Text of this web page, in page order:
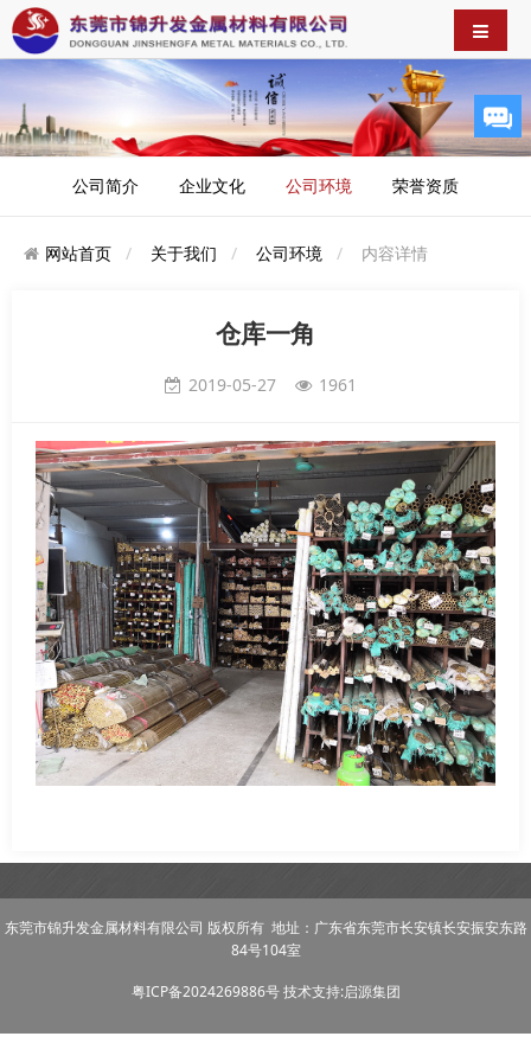
公司简介 企业文化 公司环境 荣誉资质
网站首页 关于我们 公司环境 内容详情
仓库一角
2019-05-27 1961
东莞市锦升发金属材料有限公司 版权所有 地址：广东省东莞市长安镇长安振安东路
84号104室
粤ICP备2024269886号技术支持:启源集团